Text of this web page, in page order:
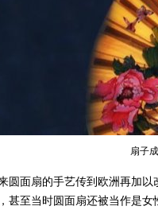
扇子
圆面扇的手艺传到欧洲再加
甚至当时圆面扇还被当作是